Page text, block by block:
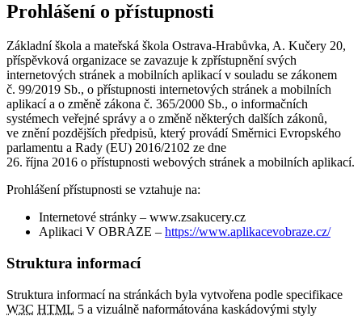
Prohlášení o přístupnosti
Základní škola a mateřská škola Ostrava-Hrabůvka, A. Kučery 20,
příspěvková organizace se zavazuje k zpřístupnění svých
internetových stránek a mobilních aplikací v souladu se zákonem
č. 99/2019 Sb., o přístupnosti internetových stránek a mobilních
aplikací a o změně zákona č. 365/2000 Sb., o informačních
systémech veřejné správy a o změně některých dalších zákonů,
ve znění pozdějších předpisů, který provádí Směrnici Evropského
parlamentu a Rady (EU) 2016/2102 ze dne
26. října 2016 o přístupnosti webových stránek a mobilních aplikací.
Prohlášení přístupnosti se vztahuje na:
Internetové stránky – www.zsakucery.cz
Aplikaci V OBRAZE – https://www.aplikacevobraze.cz/
Struktura informací
Struktura informací na stránkách byla vytvořena podle specifikace
W3C HTML 5 a vizuálně naformátována kaskádovými styly